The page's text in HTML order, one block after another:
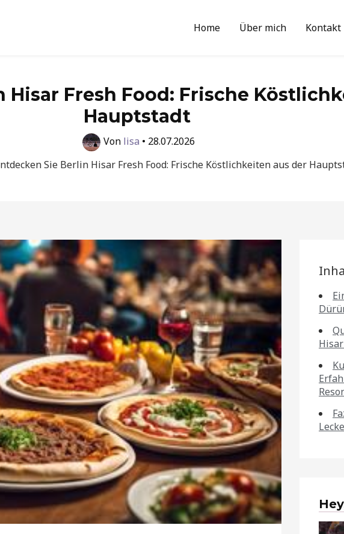
Home Über mich Kontakt
Hisar Fresh Food: Frische
Hauptstadt
Von lisa • 28.07.2026
Sie Berlin Hisar Fresh Food: Frische Köstlichkeiten aus der